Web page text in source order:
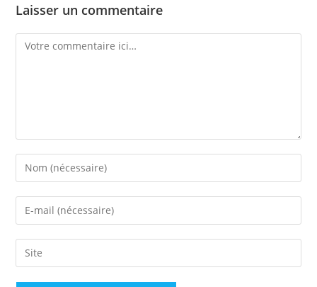
Laisser un commentaire